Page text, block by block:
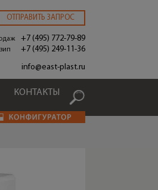
ОТПРАВИТЬ ЗАПРОС
+7 (495) 772-79-89
+7 (495) 249-11-36
info@east-plast.ru
КОНТАКТЫ